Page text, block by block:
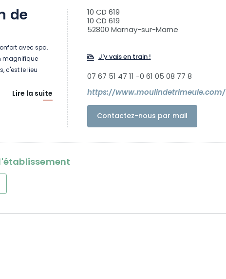
de
avec spa.
magnifique
c'est le lieu
Lire la suite
10 CD 619
10 CD 619
52800 Marnay-sur-Marne
J'y vais en train !
07 67 51 47 11 -0 61 05 08 77 8
https://www.moulindetrimeule.com/
Contactez-nous par mail